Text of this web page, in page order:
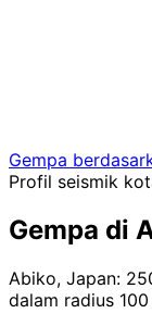
Gempa
Profil seismik
Gempa di
Abiko, Japan:
dalam radius